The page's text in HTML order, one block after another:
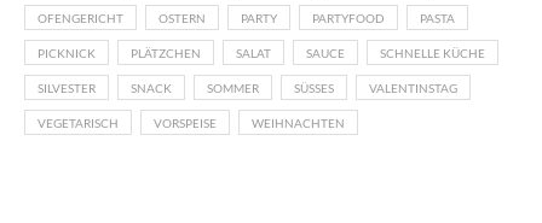
OFENGERICHT OSTERN PARTY PARTYFOOD PASTA
PICKNICK PLÄTZCHEN SALAT SAUCE SCHNELLE KÜCHE
SILVESTER SNACK SOMMER SÜSSES VALENTINSTAG
VEGETARISCH VORSPEISE WEIHNACHTEN